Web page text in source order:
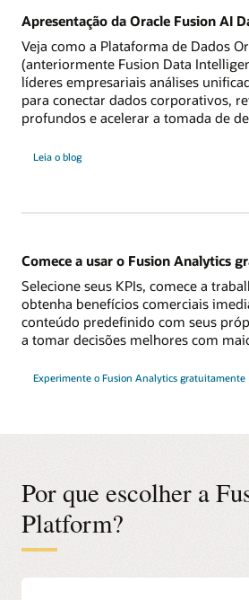
Apresentação da Oracle Fusion AI
Veja como a Plataforma de Dados
(anteriormente Fusion Data
líderes empresariais análises
para conectar dados corporativos,
profundos e acelerar a tomada de
Leia o blog
Comece a usar o Fusion Analytics
Selecione seus KPIs, comece a
obtenha benefícios comerciais
conteúdo predefinido com seus
a tomar decisões melhores com
Experimente o Fusion Analytics gratuitamente
Por que escolher a
Platform?